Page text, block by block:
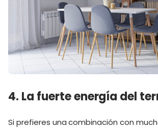
4. La fuerte energía del
Si prefieres una combinación con